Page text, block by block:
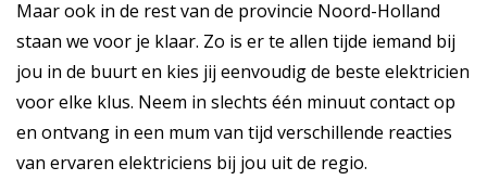
Maar ook in de rest van de provincie Noord-Holland
staan we voor je klaar. Zo is er te allen tijde iemand bij
jou in de buurt en kies jij eenvoudig de beste elektricien
voor elke klus. Neem in slechts één minuut contact op
en ontvang in een mum van tijd verschillende reacties
van ervaren elektriciens bij jou uit de regio.